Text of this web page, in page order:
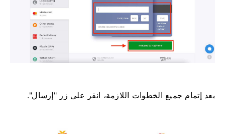
بعد إتمام جميع الخطوات اللازمة، انقر على زر "إرسال".